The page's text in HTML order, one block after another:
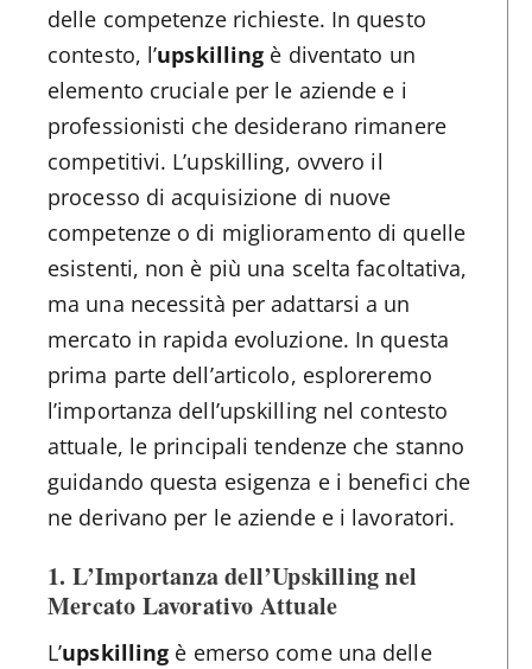
delle competenze richieste. In questo
contesto, l’upskilling è diventato un
elemento cruciale per le aziende e i
professionisti che desiderano rimanere
competitivi. L’upskilling, ovvero il
processo di acquisizione di nuove
competenze o di miglioramento di quelle
esistenti, non è più una scelta facoltativa,
ma una necessità per adattarsi a un
mercato in rapida evoluzione. In questa
prima parte dell’articolo, esploreremo
l’importanza dell’upskilling nel contesto
attuale, le principali tendenze che stanno
guidando questa esigenza e i benefici che
ne derivano per le aziende e i lavoratori.
1. L’Importanza dell’Upskilling nel
Mercato Lavorativo Attuale
L’upskilling è emerso come una delle